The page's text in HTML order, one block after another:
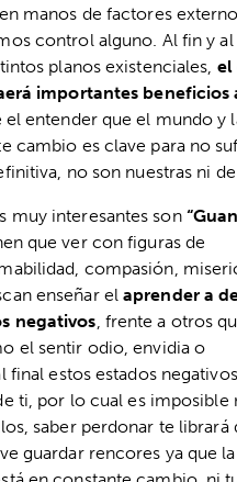
manos de factores
control alguno. Al fin y al
planos existenciales, el
importantes beneficios
el entender que el mundo y
cambio es clave para no
no son nuestras ni
muy interesantes son
que ver con figuras de
compasión,
enseñar elaprender a
negativos, frente a otros
el sentir odio, envidia o
final estos estados
ti, por lo cual es imposible
saber perdonar te librará
guardar rencores ya que